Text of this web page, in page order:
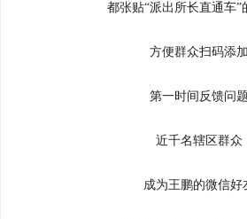
都张贴“派出所长直通车”
方便群众扫码添加
第一时间反馈问题
近千名辖区群众
成为王鹏的微信好